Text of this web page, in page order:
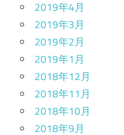
2019年4月
2019年3月
2019年2月
2019年1月
2018年12月
2018年11月
2018年10月
2018年9月